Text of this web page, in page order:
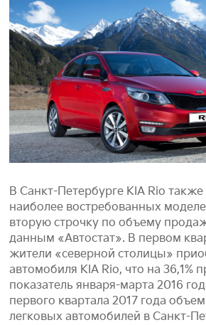
В Санкт-Петербурге KIA Rio
наиболее востребованных
вторую строчку по объему
данным «Автостат». В первом
жители «северной столицы»
автомобиля KIA Rio, что на 36,1%
показатель января-марта 2016
первого квартала 2017 года
легковых автомобилей в Санкт-